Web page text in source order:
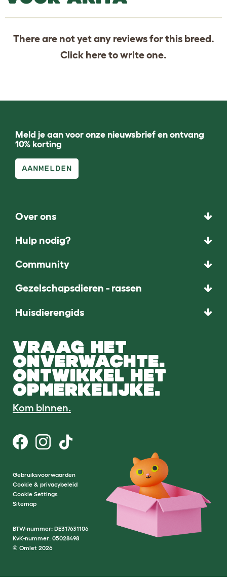
There are not yet any reviews for this breed.
Click hereto write one.
Meld je aan voor onze nieuwsbrief en ontvang
10% korting
AANMELDEN
Over ons
Hulp nodig?
Community
Gezelschapsdieren - rassen
Huisdierengids
VRAAG HET
ONVERWACHTE.
ONTWIKKEL HET
OPMERKELIJKE.
Kom binnen.
Gebruiksvoorwaarden
Cookie & privacybeleid
Cookie Settings
Sitemap
BTW-nummer: DE317631106
KvK-nummer: 05028498
© Omlet 2026